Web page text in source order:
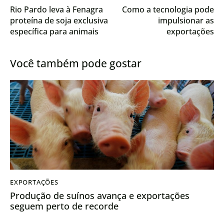
Rio Pardo leva à Fenagra
proteína de soja exclusiva
específica para animais
Como a tecnologia pode
impulsionar as
exportações
Você também pode gostar
EXPORTAÇÕES
Produção de suínos avança e exportações
seguem perto de recorde